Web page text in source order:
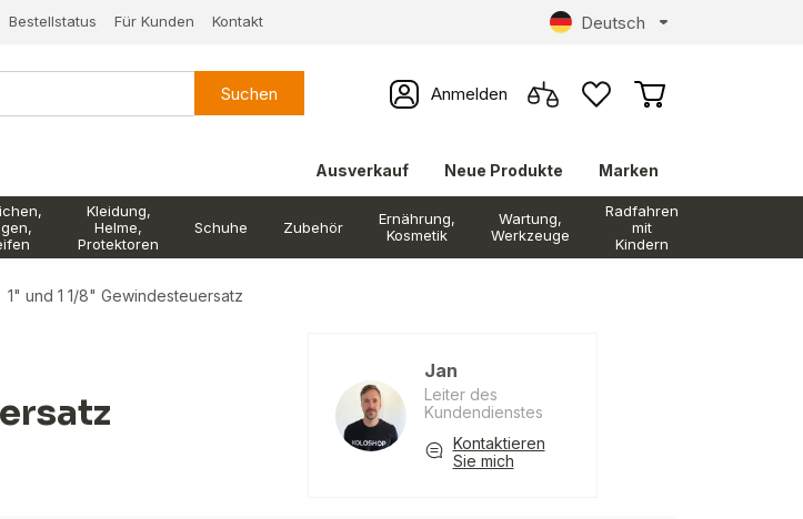
Bestellstatus Für Kunden Kontakt Deutsch
Suchen Anmelden
Ausverkauf Neue Produkte Marken
Kleidung,
Helme,
Protektoren
Schuhe Zubehör
Ernährung,
Kosmetik
Wartung,
Werkzeuge
Radfahren
mit
Kindern
1" und 1 1/8" Gewindesteuersatz
Jan
Leiter des
Kundendienstes
Kontaktieren
Sie mich